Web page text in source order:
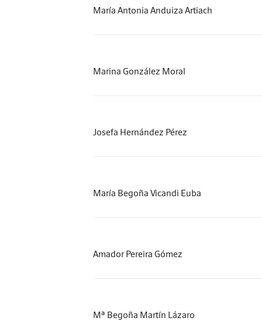
María Antonia Anduiza Artiach
Marina González Moral
Josefa Hernández Pérez
María Begoña Vicandi Euba
Amador Pereira Gómez
Mª Begoña Martín Lázaro